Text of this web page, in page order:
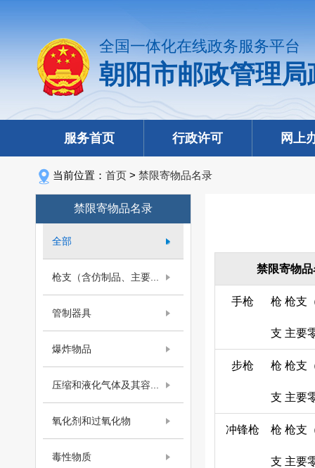
全国一体化在线政务服务平台
朝阳市邮政管理
服务首页 行政许可 网上
当前位置： 首页 > 禁限寄物品名录
禁限寄物品名录
全部
枪支（含仿制品、主要...
管制器具
爆炸物品
压缩和液化气体及其容...
氧化剂和过氧化物
毒性物质
禁限寄物
手枪 枪
支
枪支
主要
步枪 枪
支
枪支
主要
冲锋枪 枪
支
枪支
主要